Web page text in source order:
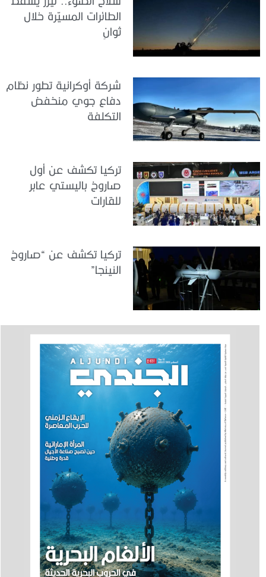
الطائرات المسيّرة خلال
ثوانٍ
شركة أوكرانية تطور نظام
دفاع جوي منخفض
التكلفة
تركيا تكشف عن أول
صاروخ باليستي عابر
للقارات
تركيا تكشف عن “صاروخ
النينجا”